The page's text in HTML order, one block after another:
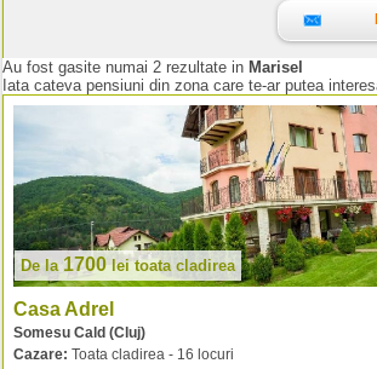
Au fost gasite numai 2 rezultate in Marisel
Iata cateva pensiuni din zona care te-ar putea
De la 1700leitoata cladirea
Casa Adrel
Somesu Cald (Cluj)
Cazare: Toata cladirea - 16 locuri